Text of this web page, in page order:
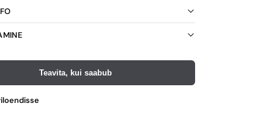
Teavita, kui saabub